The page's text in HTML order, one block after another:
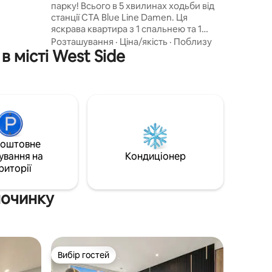
із
парку! Всього в 5 хвилинах ходьби від
станції CTA Blue Line Damen. Ця
яскрава квартира з 1 спальнею та 1
ванною кімнатою на другому поверсі
дозволяє дістатися до ВСЬОГО, що
може запропонувати Чикаго, у
різноманітні магазини в цьому
популярному районі. Бажаєте
досліджувати центр міста? Uber/Lyft
або Hop на поїзді CTA "L", щоб
Розташування · Ціна/якість · Поблизу
місті West Side
на
Кондиціонер
Вибір гостей
Вибір гостей